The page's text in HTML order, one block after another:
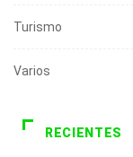
Turismo
Varios
RECIENTES